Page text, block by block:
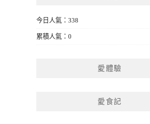
今日人氣：338
累積人氣：0
愛體驗
愛食記